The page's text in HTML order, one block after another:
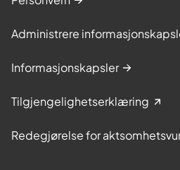
Administrere
Informasjonskapsler
Tilgjengelighetserklæring
Redegjørelse for